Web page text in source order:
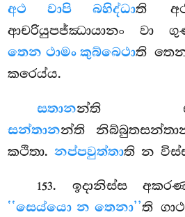
අථ වාපි බහිද්ධාති
ආචරියුපජ්ඣායානං වා
තෙන ථාමං කුබ්බෙථාති
කරෙය්ය.
සතානන්ති
සන්තානන්ති
කථිතා.නප්පවුත්තාති න
153. ඉදානිස්ස
‘‘සෙය්යො න තෙනා’’ති